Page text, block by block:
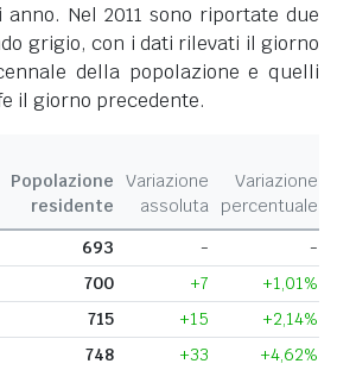
anno. Nel 2011 sono riportate due
grigio, con i dati rilevati il giorno
della popolazione e quelli
il giorno precedente.
Popolazione
residente
Variazione
assoluta
Variazione
percentuale
693 -
-
700 +7
+1,01%
715 +15
+2,14%
748 +33
+4,62%